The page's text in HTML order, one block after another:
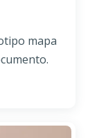
mapa